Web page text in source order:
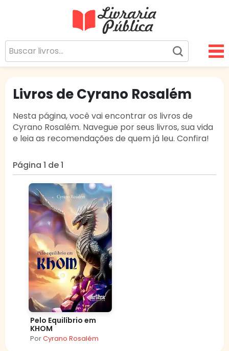
Sua Biblioteca Virtual Gratuita
Livros de Cyrano Rosalém
Nesta página, você vai encontrar os livros de
Cyrano Rosalém. Navegue por seus livros, sua vida
e leia as recomendações de quem já leu. Confira!
Página 1 de 1
Pelo Equilíbrio em
KHOM
PorCyrano Rosalém